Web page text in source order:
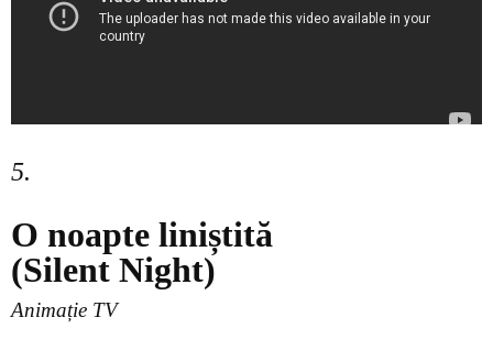
5.
O noapte liniștită
(Silent Night)
Animație TV